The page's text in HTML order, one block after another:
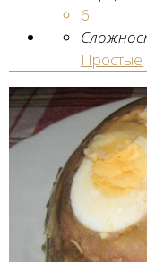
6
Простые